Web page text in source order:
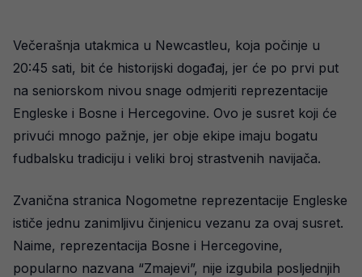
Večerašnja utakmica u Newcastleu, koja počinje u
20:45 sati, bit će historijski događaj, jer će po prvi put
na seniorskom nivou snage odmjeriti reprezentacije
Engleske i Bosne i Hercegovine. Ovo je susret koji će
privući mnogo pažnje, jer obje ekipe imaju bogatu
fudbalsku tradiciju i veliki broj strastvenih navijača.
Zvanična stranica Nogometne reprezentacije Engleske
ističe jednu zanimljivu činjenicu vezanu za ovaj susret.
Naime, reprezentacija Bosne i Hercegovine,
popularno nazvana “Zmajevi”, nije izgubila posljednjih